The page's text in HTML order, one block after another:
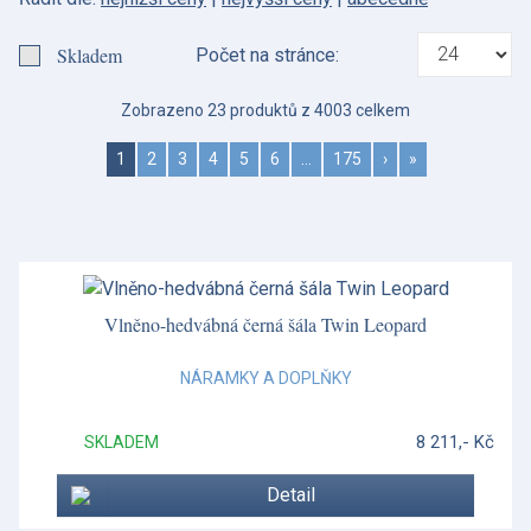
Skladem Počet na stránce:
Zobrazeno 23 produktů z 4003 celkem
1 2 3 4 5 6 175 › »
Vlněno-hedvábná černá šála Twin Leopard
NÁRAMKY A DOPLŇKY
SKLADEM 8 211,- Kč
Detail
Botanic Garden
Bunnykins
Bute
Butterfly Bloom
Čištění a údržba